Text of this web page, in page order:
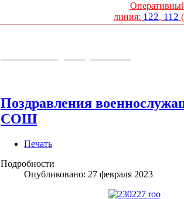
линия: 122, 112
Поздравления
СОШ
Печать
Подробности
Опубликовано: 27 февраля 2023